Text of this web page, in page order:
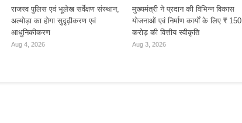
राजस्व पुलिस एवं भूलेख सर्वेक्षण संस्थान,
अल्मोड़ा का होगा सुदृढ़ीकरण एवं
आधुनिकीकरण
Aug 4, 2026
मुख्यमंत्री ने प्रदान की विभिन्न विकास
योजनाओं एवं निर्माण कार्यों के लिए ₹ 150
करोड़ की वित्तीय स्वीकृति
Aug 3, 2026